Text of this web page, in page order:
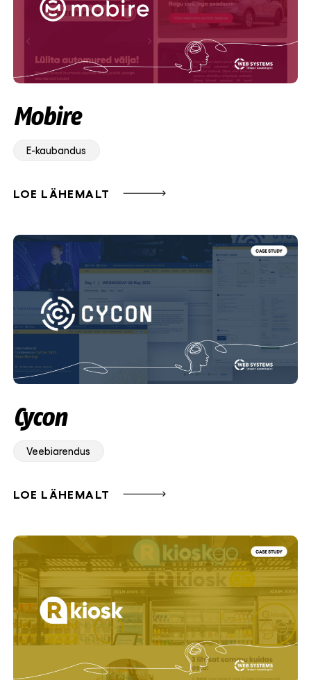
Mobire
E-kaubandus
LOE LÄHEMALT
Cycon
Veebiarendus
LOE LÄHEMALT